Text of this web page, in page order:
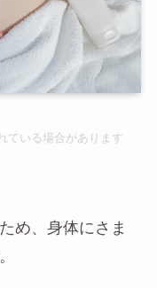
て いる場合があります
め、身体にさま